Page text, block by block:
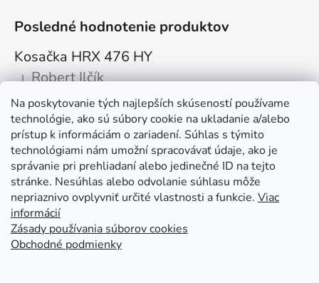
Na poskytovanie tých najlepších skúseností používame
technológie, ako sú súbory cookie na ukladanie a/alebo
prístup k informáciám o zariadení. Súhlas s týmito
technológiami nám umožní spracovávať údaje, ako je
správanie pri prehliadaní alebo jedinečné ID na tejto
stránke. Nesúhlas alebo odvolanie súhlasu môže
nepriaznivo ovplyvniť určité vlastnosti a funkcie. Viac
informácií
Zásady používania súborov cookies
Obchodné podmienky
Posledné hodnotenie produktov
Kosačka HRX 476 HY
Hodnotenie produktu je 5 z 5 hviezdičiek.
| Robert Ilčík
Super. Odporúčam
Facebook
Kolex, s.r.o. - webstránka